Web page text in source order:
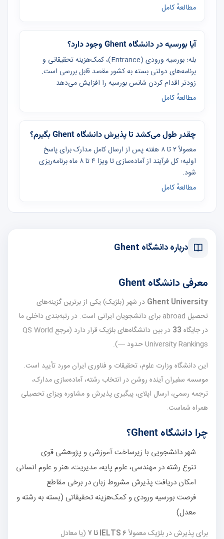
مطالعهٔ کامل
آیا بورسیه در دانشگاه Ghent وجود دارد؟
بله؛ بورسیه ورودی (Entrance)، کمک‌هزینه تحقیقاتی و
برنامه‌های دولتی بسته به کشور مقصد قابل بررسی است.
زودتر اقدام کردن شانس بورسیه را افزایش می‌دهد.
مطالعهٔ کامل
چقدر طول می‌کشد تا پذیرش دانشگاه Ghent بگیرم؟
معمولاً ۲ تا ۸ هفته پس از ارسال کامل مدارک برای پاسخ
اولیه؛ کل فرآیند از آماده‌سازی تا ویزا ۴ تا ۸ ماه برنامه‌ریزی
شود.
مطالعهٔ کامل
درباره دانشگاه Ghent
معرفی دانشگاه Ghent
Ghent University در شهر(بلژیک) یکی از برترین گزینه‌های
تحصیل abroad برای دانشجویان ایرانی است. در رتبه‌بندی داخلی ما
در جایگاه 33
در بین دانشگاه‌های بلژیک قرار دارد (مرجع QS World
University Rankings حدود —).
این دانشگاه وزارت علوم، تحقیقات و فناوری ایران مورد تأیید است.
موسسه سفیران آینده روشن در انتخاب رشته، آماده‌سازی مدارک،
ترجمه رسمی، ارسال اپلای، پیگیری پذیرش و مشاوره ویزای تحصیلی
همراه شماست.
چرا دانشگاه Ghent؟
شهر دانشجویی با زیرساخت آموزشی و پژوهشی قوی
تنوع رشته در مهندسی، علوم پایه، مدیریت، هنر و علوم انسانی
امکان دریافت پذیرش مشروط زبان در برخی مقاطع
فرصت بورسیه ورودی و کمک‌هزینه تحقیقاتی (بسته به رشته و
معدل)
برای پذیرش در بلژیک معمولاًIELTS ۶ تا ۷ (یا معادل